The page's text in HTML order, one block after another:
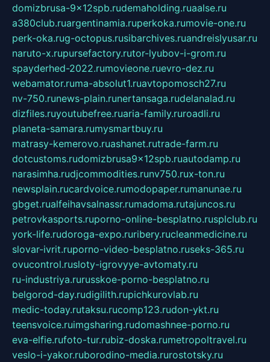
domizbrusa-9x12spb.rudemaholding.ruaalse.ru
a380club.ruargentinamia.ruperkoka.rumovie-one.ru
perk-oka.rug-octopus.rusibarchives.ruandreislyusar.ru
naruto-x.rupursefactory.rutor-lyubov-i-grom.ru
spayderhed-2022.rumovieone.ruevro-dez.ru
webamator.ruma-absolut1.ruavtopomosch27.ru
nv-750.runews-plain.runertansaga.rudelanalad.ru
dizfiles.ruyoutubefree.ruaria-family.ruroadli.ru
planeta-samara.rumysmartbuy.ru
matrasy-kemerovo.ruashanet.rutrade-farm.ru
dotcustoms.rudomizbrusa9x12spb.ruautodamp.ru
narasimha.rudjcommodities.runv750.rux-ton.ru
newsplain.rucardvoice.rumodopaper.rumanunae.ru
gbget.rualfeihavsalnassr.rumadoma.rutajuncos.ru
petrovkasports.ruporno-online-besplatno.rusplclub.ru
york-life.rudoroga-expo.ruribery.rucleanmedicine.ru
slovar-ivrit.ruporno-video-besplatno.ruseks-365.ru
ovucontrol.rusloty-igrovyye-avtomaty.ru
ru-industriya.rurusskoe-porno-besplatno.ru
belgorod-day.rudigilith.rupichkurovlab.ru
medic-today.rutaksu.rucomp123.rudon-ykt.ru
teensvoice.ruimgsharing.rudomashnee-porno.ru
eva-elfie.rufoto-tur.rubiz-doska.rumetropoltravel.ru
veslo-i-yakor.ruborodino-media.rurostotsky.ru